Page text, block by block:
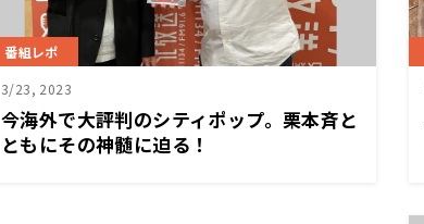
番組レポ
3/23, 2023
今海外で大評判のシティポップ。栗本斉と
ともにその神髄に迫る！